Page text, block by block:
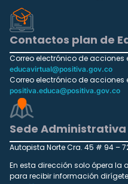
Contactos plan de
Correo electrónico de
educavirtual@positiva.gov.co
Correo electrónico de
positiva.educa@positiva.gov.co
Sede Administrativa
Autopista Norte Cra. 45 # 94 –
En esta dirección solo ópera la
para recibir información